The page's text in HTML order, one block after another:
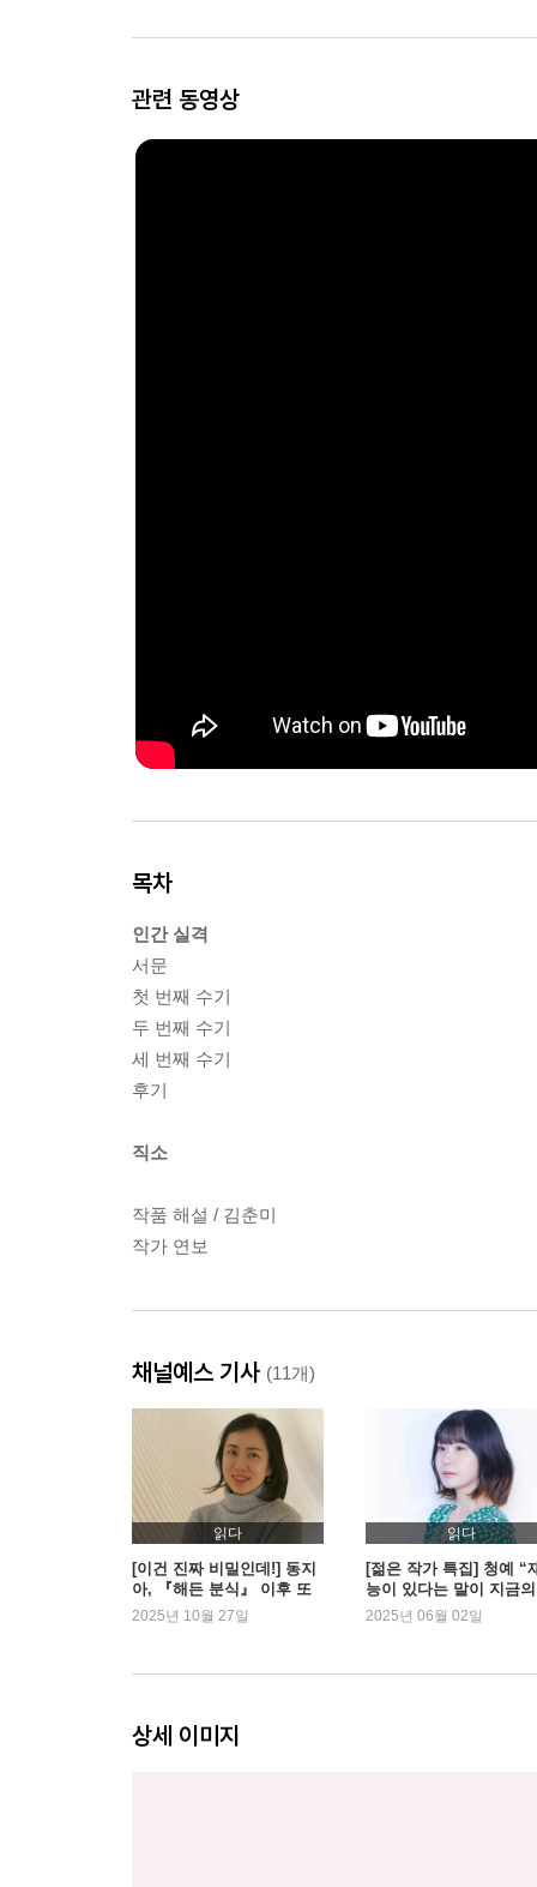
관련 동영상
목차
인간 실격
서문
첫 번째 수기
두 번째 수기
세 번째 수기
후기
직소
작품 해설 / 김춘미
작가 연보
채널예스 기사 (11개)
읽다
[이건 진짜 비밀인데!] 동지
아, 『해든 분식』 이후 또
다른 변신 판타지의 세계
2025년 10월 27일
읽다
[젊은 작가 특집] 청예 “
능이 있다는 말이 지금
를 만들었어요”
2025년 06월 02일
상세 이미지